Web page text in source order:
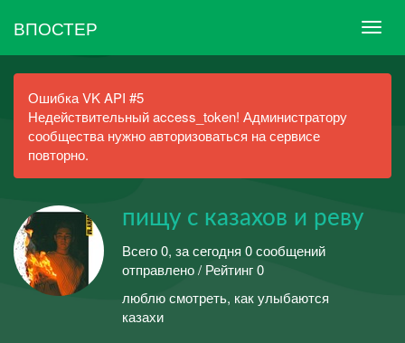
ВПОСТЕР
Ошибка VK API #5
Недействительный access_token! Администратору
сообщества нужно авторизоваться на сервисе
повторно.
пищу с казахов и реву
Всего 0, за сегодня 0 сообщений
отправлено / Рейтинг 0
люблю смотреть, как улыбаются
казахи